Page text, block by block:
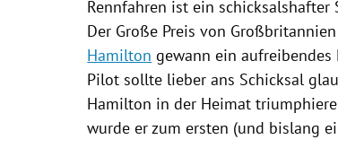
Rennfahren ist ein schicksalshafter
Der Große Preis von Großbritannien
Hamilton gewann ein aufreibendes
Pilot sollte lieber ans Schicksal
Hamilton in der Heimat
wurde er zum ersten (und bislang